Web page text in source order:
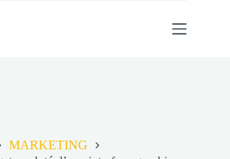
MARKETING